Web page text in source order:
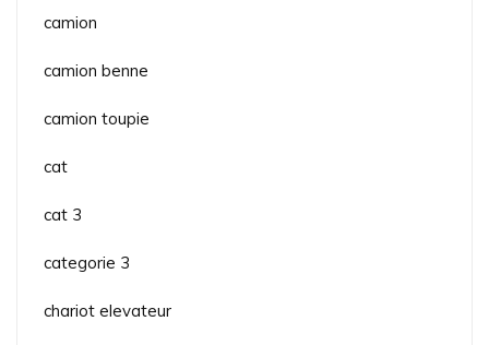
camion
camion benne
camion toupie
cat
cat 3
categorie 3
chariot elevateur